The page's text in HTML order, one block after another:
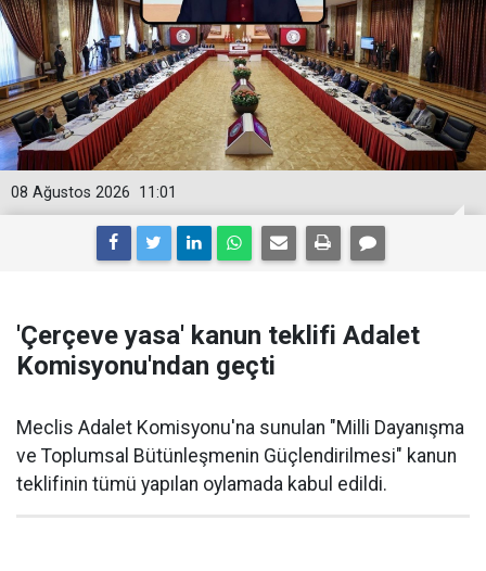
11:01
08 Ağustos 2026
'Çerçeve yasa' kanun teklifi Adalet
Komisyonu'ndan geçti
Meclis Adalet Komisyonu'na sunulan "Milli Dayanışma
ve Toplumsal Bütünleşmenin Güçlendirilmesi" kanun
teklifinin tümü yapılan oylamada kabul edildi.